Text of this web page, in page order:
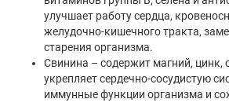
улучшает работу сердца,
желудочно-кишечного тракта,
старения организма.
Свинина – содержит магний, цинк,
укрепляет сердечно-сосудистую
иммунные функции организма и